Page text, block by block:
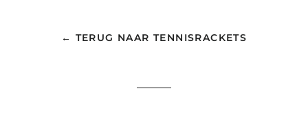
← TERUG NAAR TENNISRACKETS